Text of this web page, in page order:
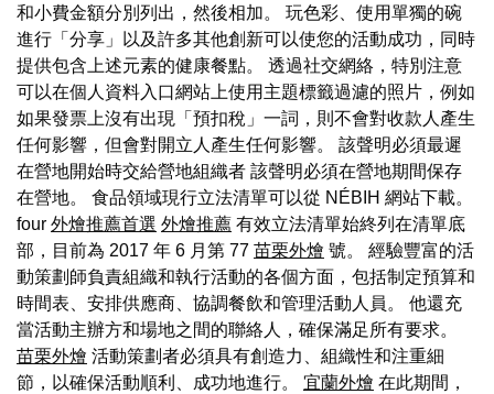
和小費金額分別列出，然後相加。 玩色彩、使用單獨的碗
進行「分享」以及許多其他創新可以使您的活動成功，同時
提供包含上述元素的健康餐點。 透過社交網絡，特別注意
可以在個人資料入口網站上使用主題標籤過濾的照片，例如
如果發票上沒有出現「預扣稅」一詞，則不會對收款人產生
任何影響，但會對開立人產生任何影響。 該聲明必須最遲
在營地開始時交給營地組織者 該聲明必須在營地期間保存
在營地。 食品領域現行立法清單可以從 NÉBIH 網站下載。
four 外燴推薦首選 外燴推薦 有效立法清單始終列在清單底
部，目前為 2017 年 6 月第 77 苗栗外燴 號。 經驗豐富的活
動策劃師負責組織和執行活動的各個方面，包括制定預算和
時間表、安排供應商、協調餐飲和管理活動人員。 他還充
當活動主辦方和場地之間的聯絡人，確保滿足所有要求。
苗栗外燴 活動策劃者必須具有創造力、組織性和注重細
節，以確保活動順利、成功地進行。 宜蘭外燴 在此期間，